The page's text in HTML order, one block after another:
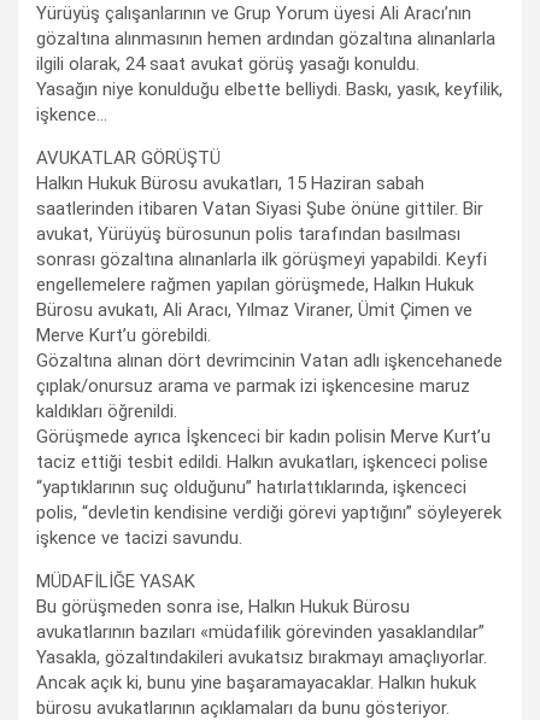
Yürüyüş çalışanlarının ve Grup Yorum üyesi Ali Aracı’nın
gözaltına alınmasının hemen ardından gözaltına alınanlarla
ilgili olarak, 24 saat avukat görüş yasağı konuldu.
Yasağın niye konulduğu elbette belliydi. Baskı, yasık, keyfilik,
işkence…
AVUKATLAR GÖRÜŞTÜ
Halkın Hukuk Bürosu avukatları, 15 Haziran sabah
saatlerinden itibaren Vatan Siyasi Şube önüne gittiler. Bir
avukat, Yürüyüş bürosunun polis tarafından basılması
sonrası gözaltına alınanlarla ilk görüşmeyi yapabildi. Keyfi
engellemelere rağmen yapılan görüşmede, Halkın Hukuk
Bürosu avukatı, Ali Aracı, Yılmaz Viraner, Ümit Çimen ve
Merve Kurt’u görebildi.
Gözaltına alınan dört devrimcinin Vatan adlı işkencehanede
çıplak/onursuz arama ve parmak izi işkencesine maruz
kaldıkları öğrenildi.
Görüşmede ayrıca İşkenceci bir kadın polisin Merve Kurt’u
taciz ettiği tesbit edildi. Halkın avukatları, işkenceci polise
“yaptıklarının suç olduğunu” hatırlattıklarında, işkenceci
polis, “devletin kendisine verdiği görevi yaptığını” söyleyerek
işkence ve tacizi savundu.
MÜDAFİLİĞE YASAK
Bu görüşmeden sonra ise, Halkın Hukuk Bürosu
avukatlarının bazıları «müdafilik görevinden yasaklandılar”
Yasakla, gözaltındakileri avukatsız bırakmayı amaçlıyorlar.
Ancak açık ki, bunu yine başaramayacaklar. Halkın hukuk
bürosu avukatlarının açıklamaları da bunu gösteriyor.